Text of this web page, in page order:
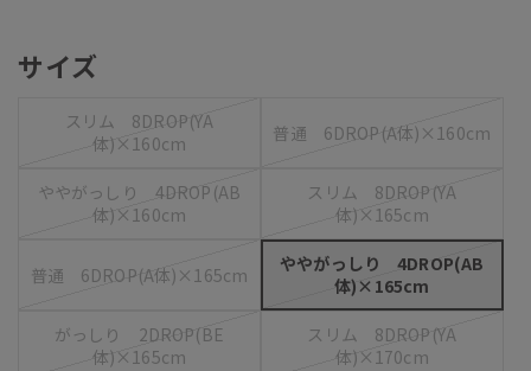
サイズ
スリム 8DROP(YA
体)×160cm
普通 6DROP(A体)×160cm
ややがっしり 4DROP(AB
体)×160cm
スリム 8DROP(YA
体)×165cm
普通 6DROP(A体)×165cm
ややがっしり 4DROP(AB
体)×165cm
がっしり 2DROP(BE
体)×165cm
スリム 8DROP(YA
体)×170cm